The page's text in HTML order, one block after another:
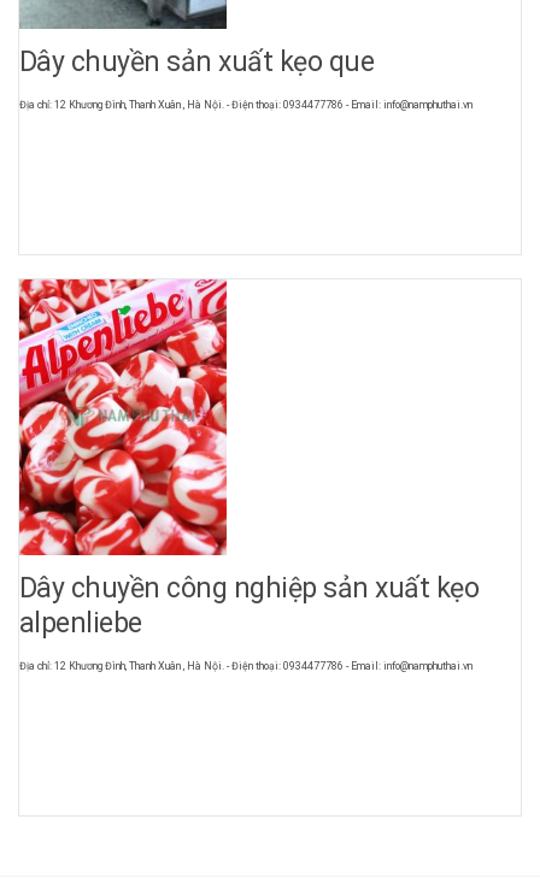
Dây chuyền sản xuất kẹo que
Địa chỉ: 12 Khương Đình, Thanh Xuân , Hà Nội. - Điện thoại: 0934477786 - Email: info@namphuthai.vn
Dây chuyền công nghiệp sản xuất kẹo
alpenliebe
Địa chỉ: 12 Khương Đình, Thanh Xuân , Hà Nội. - Điện thoại: 0934477786 - Email: info@namphuthai.vn